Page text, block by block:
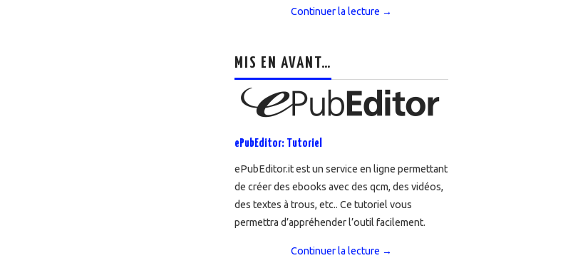
Continuer la lecture →
MIS EN AVANT…
ePubEditor: Tutoriel
ePubEditor.it est un service en ligne permettant
de créer des ebooks avec des qcm, des vidéos,
des textes à trous, etc.. Ce tutoriel vous
permettra d’appréhender l’outil facilement.
Continuer la lecture →